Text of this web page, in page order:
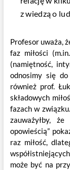
z wiedzą o
Profesor uważa,
faz miłości
(namiętność,
odnosimy się
również prof.
składowych
fazach w
zauważyłby,
opowieścią”
raz miłość,
może być na